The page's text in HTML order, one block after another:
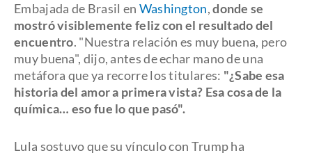
Embajada de Brasil en Washington,donde se
mostró visiblemente feliz con el resultado del
encuentro. "Nuestra relación es muy buena, pero
muy buena", dijo, antes de echar mano de una
metáfora que ya recorre los titulares: "¿Sabe esa
historia del amor a primera vista? Esa cosa de la
química… eso fue lo que pasó".
Lula sostuvo que su vínculo con Trump ha